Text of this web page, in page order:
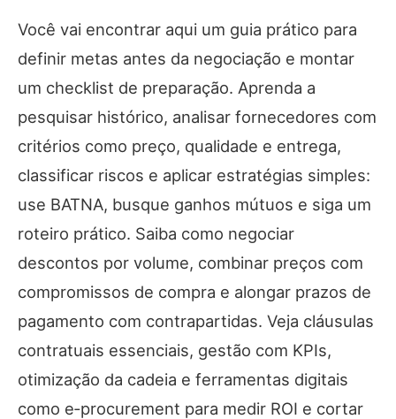
Você vai encontrar aqui um guia prático para
definir metas antes da negociação e montar
um checklist de preparação. Aprenda a
pesquisar histórico, analisar fornecedores com
critérios como preço, qualidade e entrega,
classificar riscos e aplicar estratégias simples:
use BATNA, busque ganhos mútuos e siga um
roteiro prático. Saiba como negociar
descontos por volume, combinar preços com
compromissos de compra e alongar prazos de
pagamento com contrapartidas. Veja cláusulas
contratuais essenciais, gestão com KPIs,
otimização da cadeia e ferramentas digitais
como e‑procurement para medir ROI e cortar